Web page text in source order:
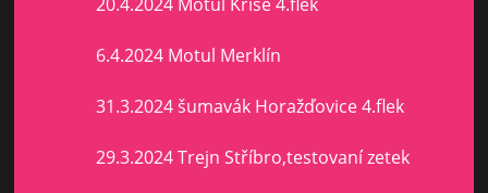
6.4.2024 Motul Merklín
31.3.2024 šumavák Horažďovice 4.flek
29.3.2024 Trejn Stříbro,testovaní zetek